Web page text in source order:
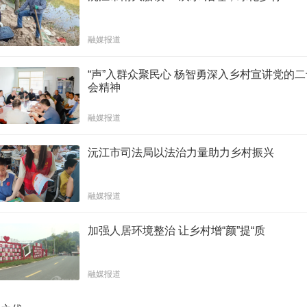
融媒报道
“声”入群众聚民心 杨智勇深入乡村宣讲党的
会精神
融媒报道
沅江市司法局以法治力量助力乡村振兴
融媒报道
加强人居环境整治 让乡村增“颜”提“质
融媒报道